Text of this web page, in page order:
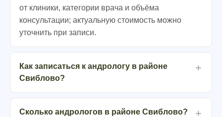
от клиники, категории врача и объёма
консультации; актуальную стоимость можно
уточнить при записи.
Как записаться к андрологу в районе
Свиблово?
Сколько андрологов в районе Свиблово?